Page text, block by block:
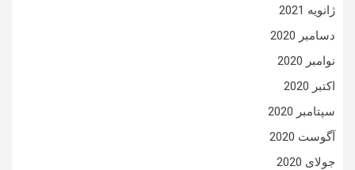
ژانویه 2021
دسامبر 2020
نوامبر 2020
اکتبر 2020
سپتامبر 2020
آگوست 2020
جولای 2020